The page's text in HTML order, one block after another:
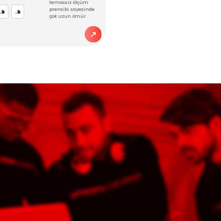
4800
Açı
yüksek
prensiple
ölçüm;
milsiz ve
olarak
RSC 2800
Serisi Açı
Sensörü
Temassız,
hassasiyette,
manyetik
açısal(rotary)
entegre 6 mm
temassız ölçüm
prensibi
çok uzun ömür